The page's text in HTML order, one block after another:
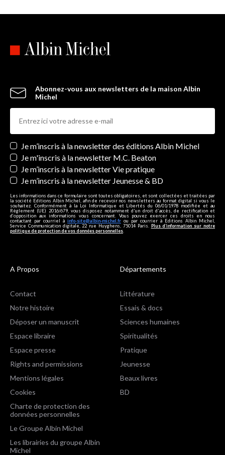
Abonnez-vous aux newsletters de la maison Albin
Michel
Newsletters
Je m’inscris à la newsletter des éditions Albin Michel
Je m'inscris à la newsletter M.C. Beaton
Je m’inscris à la newsletter Vie pratique
Je m’inscris à la newsletter Jeunesse & BD
Les informations dans ce formulaire sont toutes obligatoires, et sont collectées et traitées par
la société Editions Albin Michel, afin de recevoir nos newsletters au format digital si vous le
souhaitez. Conformément à la Loi Informatique et Libertés du 06/01/1978 modifiée et au
Règlement (UE) 2016/679, vous disposez notamment d'un droit d'accès, de rectification et
d’opposition aux informations vous concernant. Vous pouvez exercer ces droits en nous
contactant par courriel à info-site@albin-michel.fr ou par courrier à Editions Albin Michel,
Service Communication digitale, 22 rue Huyghens, 75014 Paris. Plus d’information sur notre
politique de protection de vos données personnelles
A Propos
Contact
Notre histoire
Déposer un manuscrit
Espace libraire
Espace presse
Rights and permissions
Mentions légales
Cookies
Charte de protection des
données personnelles
Le Groupe Albin Michel
Les librairies du groupe Albin
Michel
Départements
Littérature
Essais & docs
Sciences humaines
Spiritualités
Pratique
Jeunesse
Beaux livres
BD